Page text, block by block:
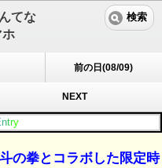
てな
検索
前の日(08/09)
NEXT
ntry
の拳とコラボした限定時